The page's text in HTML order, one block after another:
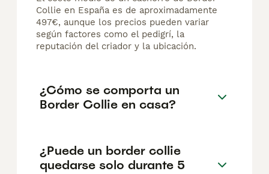
Collie en España es de aproximadamente
497€, aunque los precios pueden variar
según factores como el pedigrí, la
reputación del criador y la ubicación.
¿Cómo se comporta un
Border Collie en casa?
¿Puede un border collie
quedarse solo durante 5